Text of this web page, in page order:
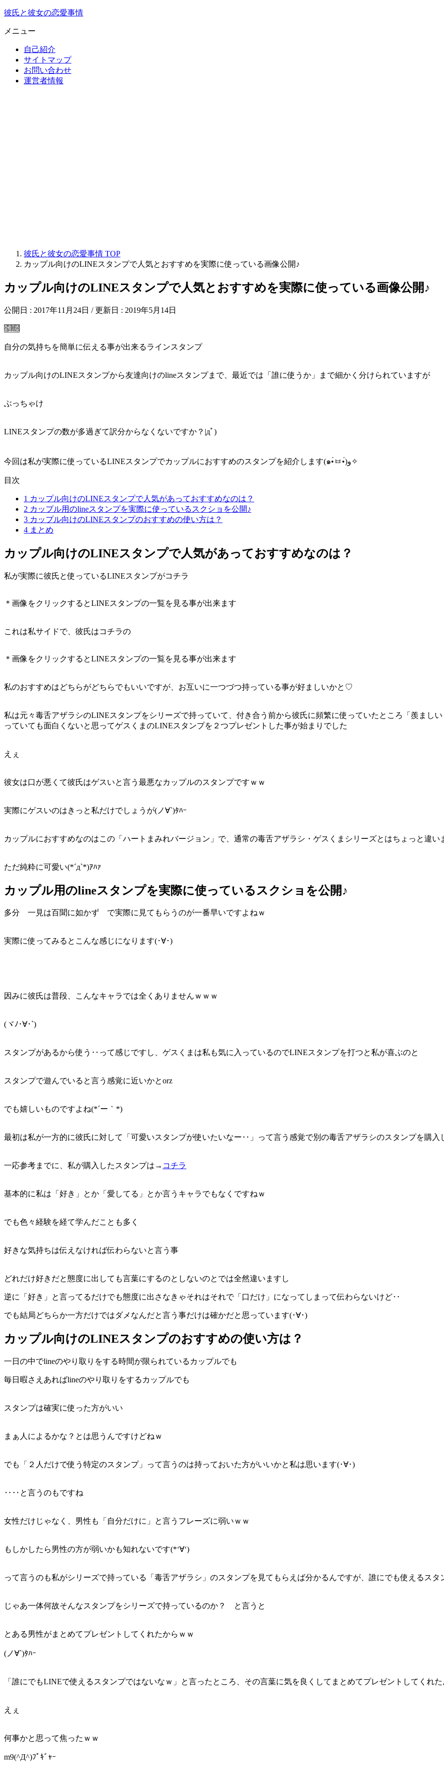
彼氏と彼女の恋愛事情
メニュー
自己紹介
サイトマップ
お問い合わせ
運営者情報
彼氏と彼女の恋愛事情 TOP
カップル向けのLINEスタンプで人気とおすすめを実際に使っている画像公開♪
カップル向けのLINEスタンプで人気とおすすめを実際に使っている画像公開♪
公開日 : 2017年11月24日 / 更新日 : 2019年5月14日
雑談
自分の気持ちを簡単に伝える事が出来るラインスタンプ
カップル向けのLINEスタンプから友達向けのlineスタンプまで、最近では「誰に使うか」まで細かく分けられていますが
ぶっちゃけ
LINEスタンプの数が多過ぎて訳分からなくないですか？|дﾟ)
今回は私が実際に使っているLINEスタンプでカップルにおすすめのスタンプを紹介します(๑•̀ㅂ•́)و✧
目次
1 カップル向けのLINEスタンプで人気があっておすすめなのは？
2 カップル用のlineスタンプを実際に使っているスクショを公開♪
3 カップル向けのLINEスタンプのおすすめの使い方は？
4 まとめ
カップル向けのLINEスタンプで人気があっておすすめなのは？
私が実際に彼氏と使っているLINEスタンプがコチラ
＊画像をクリックするとLINEスタンプの一覧を見る事が出来ます
これは私サイドで、彼氏はコチラの
＊画像をクリックするとLINEスタンプの一覧を見る事が出来ます
私のおすすめはどちらがどちらでもいいですが、お互いに一つづつ持っている事が好ましいかと♡
私は元々毒舌アザラシのLINEスタンプをシリーズで持っていて、付き合う前から彼氏に頻繁に使っていたところ「羨まし
っていても面白くないと思ってゲスくまのLINEスタンプを２つプレゼントした事が始まりでした
えぇ
彼女は口が悪くて彼氏はゲスいと言う最悪なカップルのスタンプですｗｗ
実際にゲスいのはきっと私だけでしょうが(ノ∀`)ﾀﾊｰ
カップルにおすすめなのはこの「ハートまみれバージョン」で、通常の毒舌アザラシ・ゲスくまシリーズとはちょっと違い
ただ純粋に可愛い(*´д`*)ｱﾊｧ
カップル用のlineスタンプを実際に使っているスクショを公開♪
多分 一見は百聞に如かず で実際に見てもらうのが一番早いですよねｗ
実際に使ってみるとこんな感じになります(･∀･)
因みに彼氏は普段、こんなキャラでは全くありませんｗｗｗ
(ヾﾉ･∀･`)
スタンプがあるから使う‥って感じですし、ゲスくまは私も気に入っているのでLINEスタンプを打つと私が喜ぶのと
スタンプで遊んでいると言う感覚に近いかとorz
でも嬉しいものですよね(*´ー｀*)
最初は私が一方的に彼氏に対して「可愛いスタンプが使いたいなー‥」って言う感覚で別の毒舌アザラシのスタンプを購入
一応参考までに、私が購入したスタンプは→ コチラ
基本的に私は「好き」とか「愛してる」とか言うキャラでもなくですねｗ
でも色々経験を経て学んだことも多く
好きな気持ちは伝えなければ伝わらないと言う事
どれだけ好きだと態度に出しても言葉にするのとしないのとでは全然違いますし
逆に「好き」と言ってるだけでも態度に出さなきゃそれはそれで「口だけ」になってしまって伝わらないけど‥
でも結局どちらか一方だけではダメなんだと言う事だけは確かだと思っています(･∀･)
カップル向けのLINEスタンプのおすすめの使い方は？
一日の中でlineのやり取りをする時間が限られているカップルでも
毎日暇さえあればlineのやり取りをするカップルでも
スタンプは確実に使った方がいい
まぁ人によるかな？とは思うんですけどねｗ
でも「２人だけで使う特定のスタンプ」って言うのは持っておいた方がいいかと私は思います(･∀･)
‥‥と言うのもですね
女性だけじゃなく、男性も「自分だけに」と言うフレーズに弱いｗｗ
もしかしたら男性の方が弱いかも知れないです(*‘∀‘)
って言うのも私がシリーズで持っている「毒舌アザラシ」のスタンプを見てもらえば分かるんですが、誰にでも使えるスタ
じゃあ一体何故そんなスタンプをシリーズで持っているのか？ と言うと
とある男性がまとめてプレゼントしてくれたからｗｗ
(ノ∀`)ﾀﾊｰ
「誰にでもLINEで使えるスタンプではないなｗ」と言ったところ、その言葉に気を良くしてまとめてプレゼントしてくれた
えぇ
何事かと思って焦ったｗｗ
m9(^Д^)ﾌﾟｷﾞｬｰ